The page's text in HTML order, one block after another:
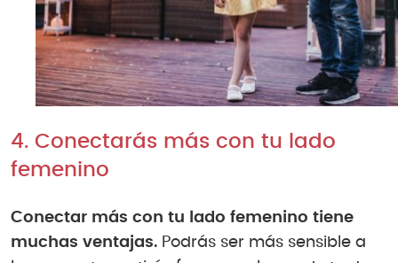
4. Conectarás más con tu lado
femenino
Conectar más con tu lado femenino tiene
muchas ventajas. Podrás ser más sensible a